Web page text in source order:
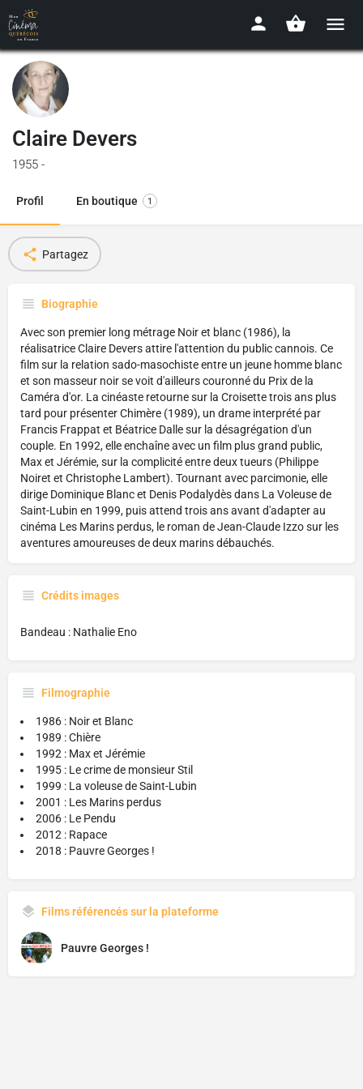
Claire Devers
1955 -
Profil En boutique 1
Partagez
Biographie
Avec son premier long métrage Noir et blanc (1986), la
réalisatrice Claire Devers attire l'attention du public cannois. Ce
film sur la relation sado-masochiste entre un jeune homme blanc
et son masseur noir se voit d'ailleurs couronné du Prix de la
Caméra d'or. La cinéaste retourne sur la Croisette trois ans plus
tard pour présenter Chimère (1989), un drame interprété par
Francis Frappat et Béatrice Dalle sur la désagrégation d'un
couple. En 1992, elle enchaîne avec un film plus grand public,
Max et Jérémie, sur la complicité entre deux tueurs (Philippe
Noiret et Christophe Lambert). Tournant avec parcimonie, elle
dirige Dominique Blanc et Denis Podalydès dans La Voleuse de
Saint-Lubin en 1999, puis attend trois ans avant d'adapter au
cinéma Les Marins perdus, le roman de Jean-Claude Izzo sur les
aventures amoureuses de deux marins débauchés.
Crédits images
Bandeau : Nathalie Eno
Filmographie
1986 : Noir et Blanc
1989 : Chière
1992 : Max et Jérémie
1995 : Le crime de monsieur Stil
1999 : La voleuse de Saint-Lubin
2001 : Les Marins perdus
2006 : Le Pendu
2012 : Rapace
2018 : Pauvre Georges !
Films référencés sur la plateforme
Pauvre Georges !